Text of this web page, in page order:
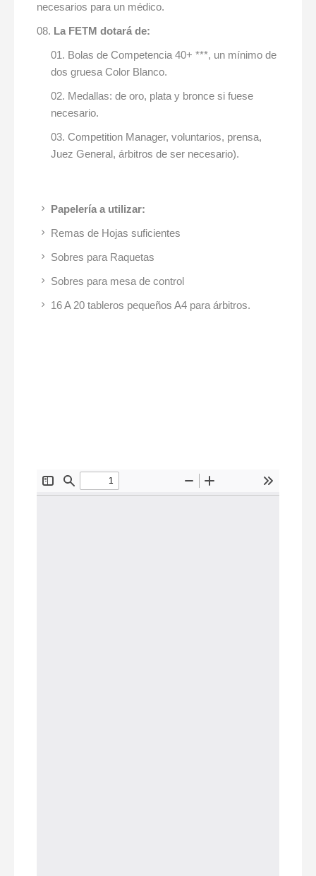
necesarios para un médico.
La FETM dotará de:
Bolas de Competencia 40+ ***, un mínimo de
dos gruesa Color Blanco.
Medallas: de oro, plata y bronce si fuese
necesario.
Competition Manager, voluntarios, prensa,
Juez General, árbitros de ser necesario).
Papelería a utilizar:
Remas de Hojas suficientes
Sobres para Raquetas
Sobres para mesa de control
16 A 20 tableros pequeños A4 para árbitros.